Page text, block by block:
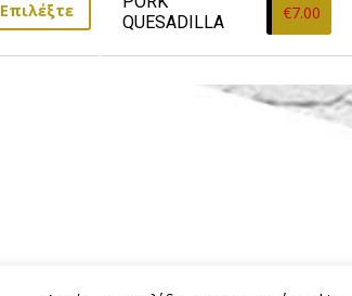
Επιλέξτε
QUESADILLA
€7.00